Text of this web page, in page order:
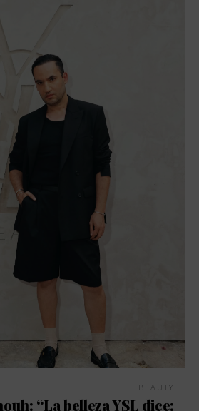
BEAUTY
“La belleza YSL dice: